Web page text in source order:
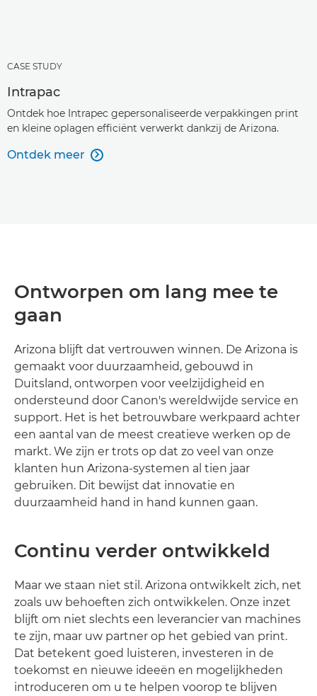
CASE STUDY
Intrapac
Ontdek hoe Intrapec gepersonaliseerde verpakkingen print
en kleine oplagen efficiënt verwerkt dankzij de Arizona.
Ontdek meer 
Ontworpen om lang mee te
gaan
Arizona blijft dat vertrouwen winnen. De Arizona is
gemaakt voor duurzaamheid, gebouwd in
Duitsland, ontworpen voor veelzijdigheid en
ondersteund door Canon's wereldwijde service en
support. Het is het betrouwbare werkpaard achter
een aantal van de meest creatieve werken op de
markt. We zijn er trots op dat zo veel van onze
klanten hun Arizona-systemen al tien jaar
gebruiken. Dit bewijst dat innovatie en
duurzaamheid hand in hand kunnen gaan.
Continu verder ontwikkeld
Maar we staan niet stil. Arizona ontwikkelt zich, net
zoals uw behoeften zich ontwikkelen. Onze inzet
blijft om niet slechts een leverancier van machines
te zijn, maar uw partner op het gebied van print.
Dat betekent goed luisteren, investeren in de
toekomst en nieuwe ideeën en mogelijkheden
introduceren om u te helpen voorop te blijven